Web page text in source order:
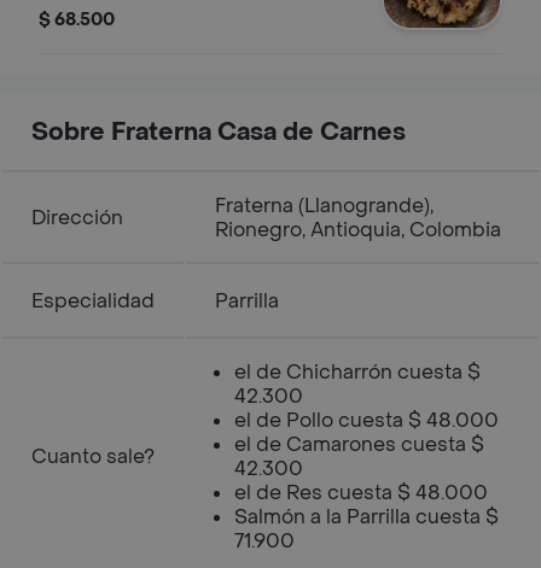
y acompañado de solomito de res.
$ 68.500
Sobre Fraterna Casa de Carnes
Dirección
Fraterna (Llanogrande),
Rionegro, Antioquia, Colombia
Especialidad Parrilla
Cuanto sale?
el de Chicharrón cuesta $
42.300
el de Pollo cuesta $ 48.000
el de Camarones cuesta $
42.300
el de Res cuesta $ 48.000
Salmón a la Parrilla cuesta $
71.900